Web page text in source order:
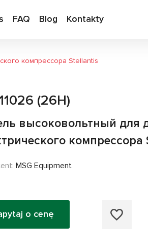
FAQ Blog Kontakty
компрессора Stellantis
(26H)
высоковольтный для
компрессора
MSG Equipment
o cenę